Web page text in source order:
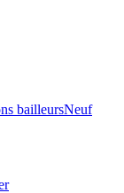
bailleursNeuf